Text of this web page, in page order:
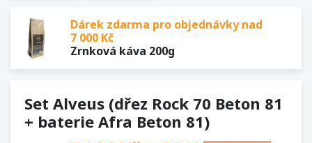
Dárek zdarma pro objednávky nad
7 000 Kč
Zrnková káva 200g
Set Alveus (dřez Rock 70 Beton 81
+ baterie Afra Beton 81)